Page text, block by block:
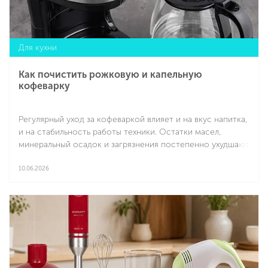
Для кухни
Как почистить рожковую и капельную
кофеварку
Регулярный уход за кофеваркой влияет и на вкус напитка,
и на стабильность работы техники. Остатки масел,
минеральный осадок и загрязнения постепенно ухудшают
ресурс внутренних деталей. Именно поэтому важно
правила помогают поддерживать оборудование в
хорошем состоянии без сложного обслуживания.
10.06.2026
Подробнее